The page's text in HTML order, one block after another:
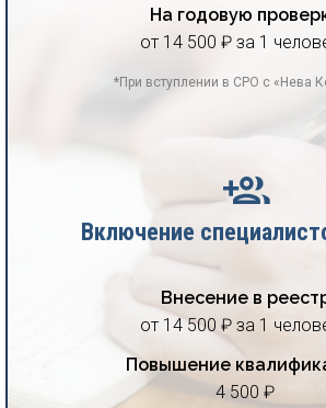
На годовую
от 14 500 ₽ за 1
*При вступлении в СРО с «Нева
Включение
Внесение в
от 14 500 ₽ за 1
Повышение
4 500 ₽